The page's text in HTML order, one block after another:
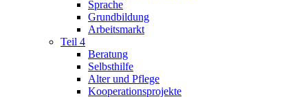
Sprache
Grundbildung
Arbeitsmarkt
Teil 4
Beratung
Selbsthilfe
Alter und Pflege
Kooperationsprojekte